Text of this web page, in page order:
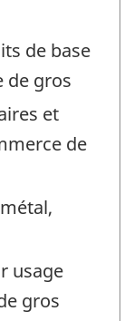
de base
de gros
et
de
usage
gros